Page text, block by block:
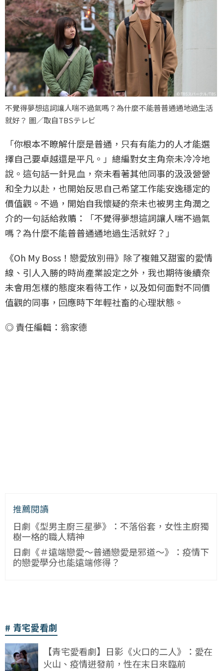
不覺得夢想這詞讓人喘不過氣嗎？為什麼不能普普通通地過生活
就好？ 圖／取自TBSテレビ
「你根本不瞭解什麼是普通，只有有能力的人才能選
擇自己要卓越還是平凡。」總編對女主角奈未冷冷地
說。這句話一針見血，奈未看著其他同事的汲汲營營
和全力以赴，也開始反思自己希望工作能安逸穩定的
價值觀。不過，開始自我懷疑的奈未也被男主角潤之
介的一句話給救贖：「不覺得夢想這詞讓人喘不過氣
嗎？為什麼不能普普通通地過生活就好？」
《Oh My Boss！戀愛放別冊》除了複雜又甜蜜的愛情
線、引人入勝的時尚產業設定之外，我也期待後續奈
未會用怎樣的態度來看待工作，以及如何面對不同價
值觀的同事，回應時下年輕社畜的心理狀態。
◎ 責任編輯：翁家德
推薦閱讀
日劇《型男主廚三星夢》：不落俗套，女性主廚獨
樹一格的職人精神
日劇《＃遠端戀愛～普通戀愛是邪道～》：疫情下
的戀愛學分也能遠端修得？
青宅愛看劇
【青宅愛看劇】日影《火口的二人》：愛在
火山、疫情迸發前，性在末日來臨前